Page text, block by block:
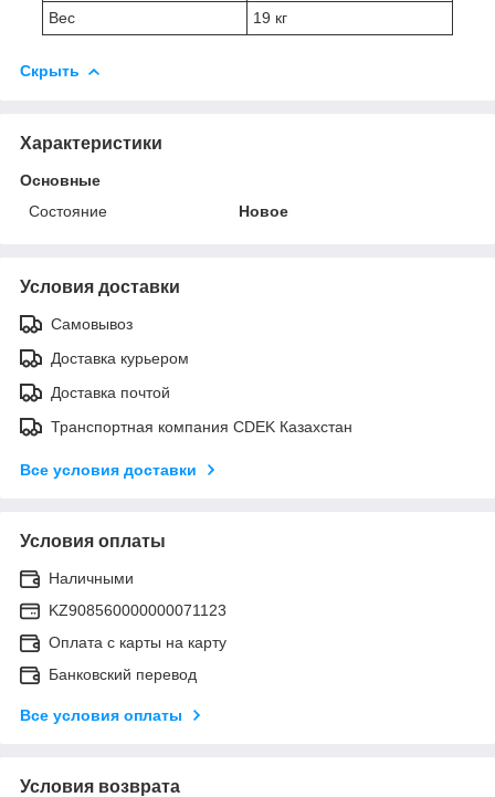
Вес
19 кг
Скрыть
Характеристики
Основные
Состояние
Новое
Условия доставки
Самовывоз
Доставка курьером
Доставка почтой
Транспортная компания CDEK Казахстан
Все условия доставки
Условия оплаты
Наличными
KZ908560000000071123
Оплата с карты на карту
Банковский перевод
Все условия оплаты
Условия возврата